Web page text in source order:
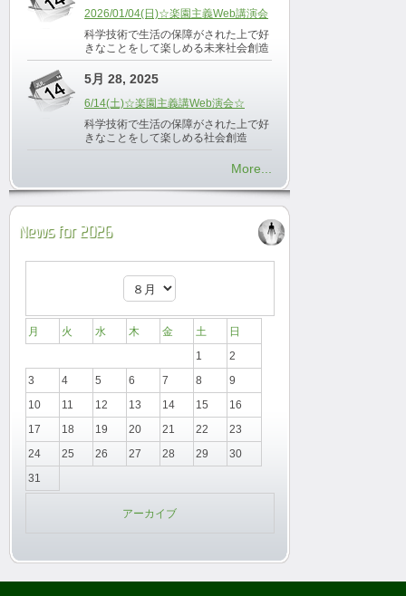
2026/01/04(日)☆楽園主義Web講演会
科学技術で生活の保障がされた上で好
きなことをして楽しめる未来社会創造
5月 28, 2025
6/14(土)☆楽園主義講Web演会☆
科学技術で生活の保障がされた上で好
きなことをして楽しめる社会創造
More...
News for 2026
月 火 水 木 金 土
日
1
2
3
4 5 6 7 8
9
10
11 12 13 14 15
16
17
18 19 20 21 22
23
24
25 26 27 28 29
30
31
アーカイブ